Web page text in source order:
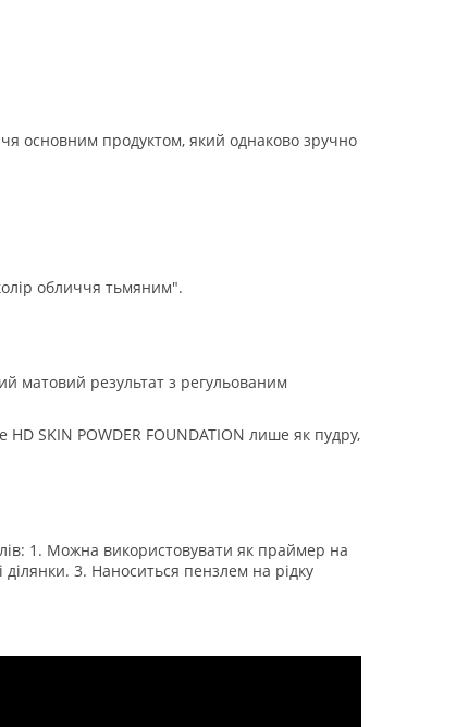
основним продуктом, який однаково зручно
обличчя тьмяним".
матовий результат з регульованим
SKIN POWDER FOUNDATION лише як пудру,
1. Можна використовувати як праймер на
3. Наноситься пензлем на рідку